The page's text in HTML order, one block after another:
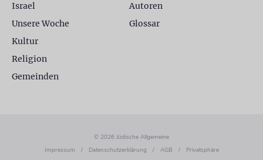
Israel
Unsere Woche
Kultur
Religion
Gemeinden
Autoren
Glossar
© 2026 Jüdische Allgemeine
Impressum
/ Datenschutzerklärung / AGB / Privatsphäre